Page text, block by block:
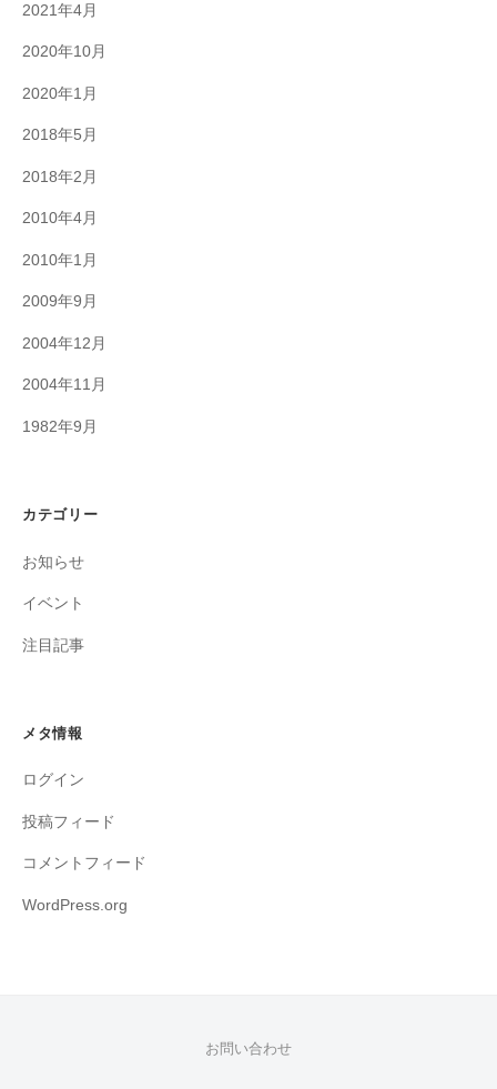
2021年4月
2020年10月
2020年1月
2018年5月
2018年2月
2010年4月
2010年1月
2009年9月
2004年12月
2004年11月
1982年9月
カテゴリー
お知らせ
イベント
注目記事
メタ情報
ログイン
投稿フィード
コメントフィード
WordPress.org
お問い合わせ